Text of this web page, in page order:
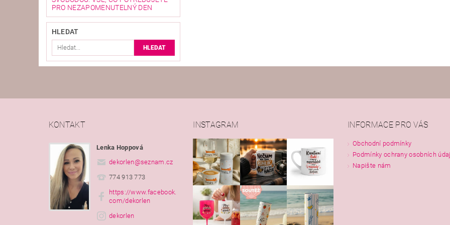
PRO NEZAPOMENUTELNÝ DEN
HLEDAT
KONTAKT
Lenka Hoppová
dekorlen@seznam.cz
774 913 773
https://www.facebook.
com/dekorlen
dekorlen
INSTAGRAM INFORMACE PRO VÁS
Obchodní podmínky
Podmínky ochrany osobních
Napište nám